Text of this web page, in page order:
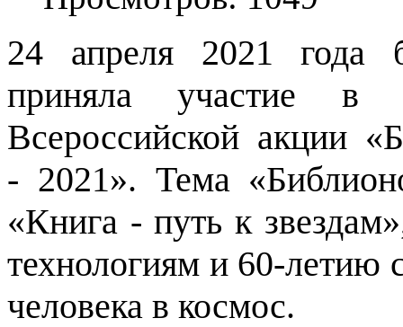
24 апреля 2021 года
приняла участие в
Всероссийской акции
- 2021». Тема
«Книга - путь к
технологиям и 60-летию
человека в космос.